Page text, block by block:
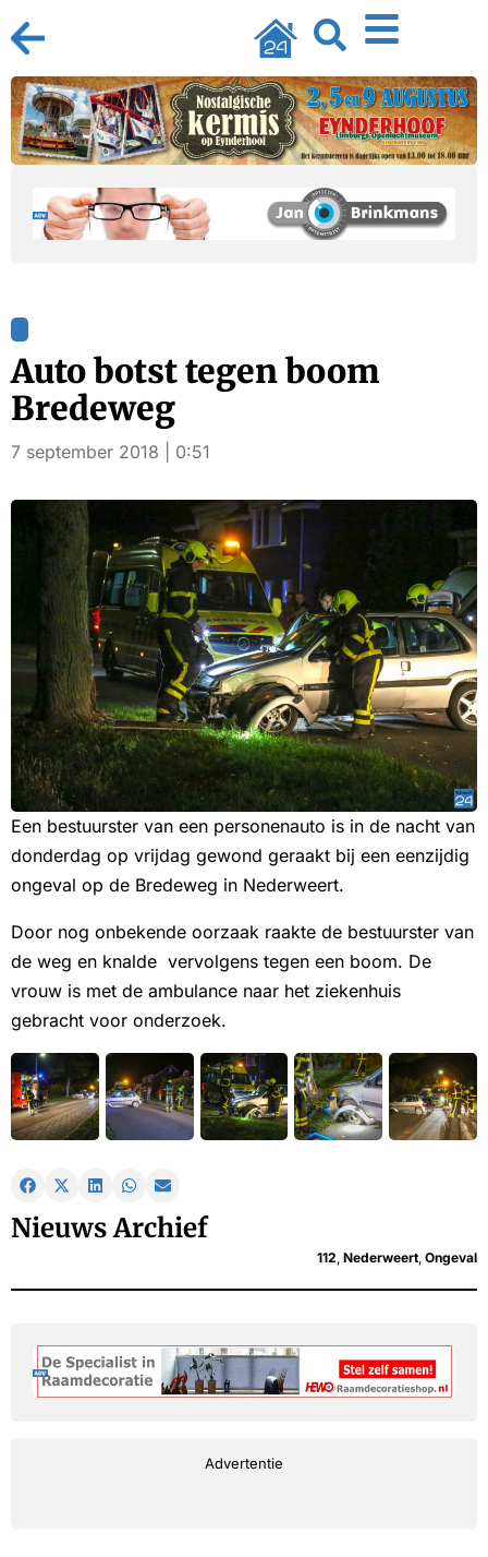
Auto botst tegen boom
Bredeweg
7 september 2018 | 0:51
Een bestuurster van een personenauto is in de nacht van
donderdag op vrijdag gewond geraakt bij een eenzijdig
ongeval op de Bredeweg in Nederweert.
Door nog onbekende oorzaak raakte de bestuurster van
de weg en knalde vervolgens tegen een boom. De
vrouw is met de ambulance naar het ziekenhuis
gebracht voor onderzoek.
Nieuws Archief
112, Nederweert, Ongeval
Advertentie